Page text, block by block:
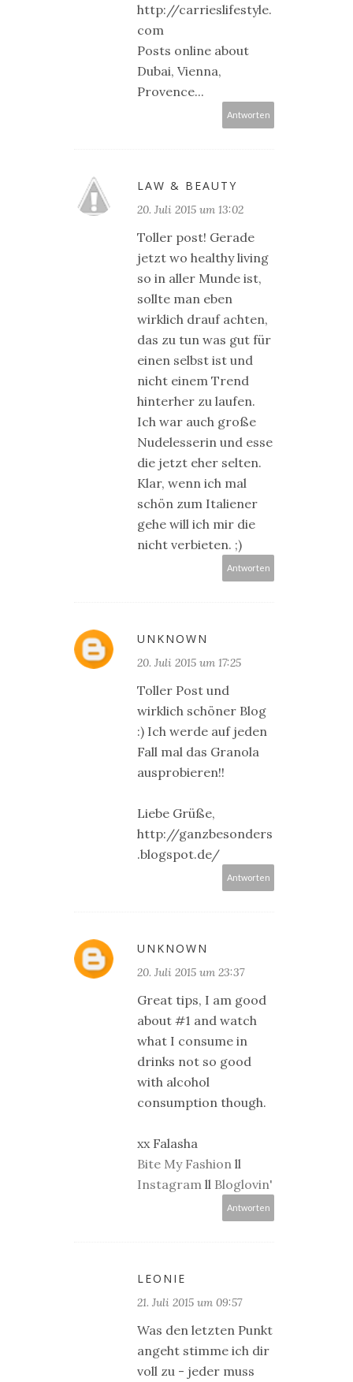
http://carrieslifestyle.
com
Posts online about
Dubai, Vienna,
Provence...
Antworten
LAW & BEAUTY
20. Juli 2015 um 13:02
Toller post! Gerade
jetzt wo healthy living
so in aller Munde ist,
sollte man eben
wirklich drauf achten,
das zu tun was gut für
einen selbst ist und
nicht einem Trend
hinterher zu laufen.
Ich war auch große
Nudelesserin und esse
die jetzt eher selten.
Klar, wenn ich mal
schön zum Italiener
gehe will ich mir die
nicht verbieten. ;)
Antworten
UNKNOWN
20. Juli 2015 um 17:25
Toller Post und
wirklich schöner Blog
:) Ich werde auf jeden
Fall mal das Granola
ausprobieren!!
Liebe Grüße,
http://ganzbesonders
.blogspot.de/
Antworten
UNKNOWN
20. Juli 2015 um 23:37
Great tips, I am good
about #1 and watch
what I consume in
drinks not so good
with alcohol
consumption though.
xx Falasha
Bite My Fashion ll
Instagram ll Bloglovin'
Antworten
LEONIE
21. Juli 2015 um 09:57
Was den letzten Punkt
angeht stimme ich dir
voll zu - jeder muss